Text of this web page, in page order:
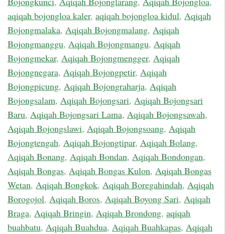
aqiqah bojongloa kaler, aqiqah bojongloa kidul, Aqiqah
Bojongmalaka, Aqiqah Bojongmalang, Aqiqah
Bojongmanggu, Aqiqah Bojongmangu, Aqiqah
Bojongmekar, Aqiqah Bojongmengger, Aqiqah
Bojongnegara, Aqiqah Bojongpetir, Aqiqah
Bojongpicung, Aqiqah Bojongraharja, Aqiqah
Bojongsalam, Aqiqah Bojongsari, Aqiqah Bojongsari
Baru, Aqiqah Bojongsari Lama, Aqiqah Bojongsawah,
Aqiqah Bojongslawi, Aqiqah Bojongsoang, Aqiqah
Bojongtengah, Aqiqah Bojongtipar, Aqiqah Bolang,
Aqiqah Bonang, Aqiqah Bondan, Aqiqah Bondongan,
Aqiqah Bongas, Aqiqah Bongas Kulon, Aqiqah Bongas
Wetan, Aqiqah Bongkok, Aqiqah Boregahindah, Aqiqah
Borogojol, Aqiqah Boros, Aqiqah Boyong Sari, Aqiqah
Braga, Aqiqah Bringin, Aqiqah Brondong, aqiqah
buahbatu, Aqiqah Buahdua, Aqiqah Buahkapas, Aqiqah